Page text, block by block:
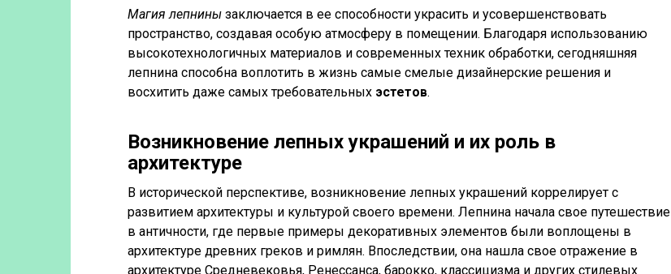
Магия лепнины заключается в ее способности украсить и усовершенствовать
пространство, создавая особую атмосферу в помещении. Благодаря использованию
высокотехнологичных материалов и современных техник обработки, сегодняшняя
лепнина способна воплотить в жизнь самые смелые дизайнерские решения и
восхитить даже самых требовательных эстетов.
Возникновение лепных украшений и их роль в
архитектуре
В исторической перспективе, возникновение лепных украшений коррелирует с
развитием архитектуры и культурой своего времени. Лепнина начала свое путешествие
в античности, где первые примеры декоративных элементов были воплощены в
архитектуре древних греков и римлян. Впоследствии, она нашла свое отражение в
архитектуре Средневековья, Ренессанса, барокко, классицизма и других стилевых